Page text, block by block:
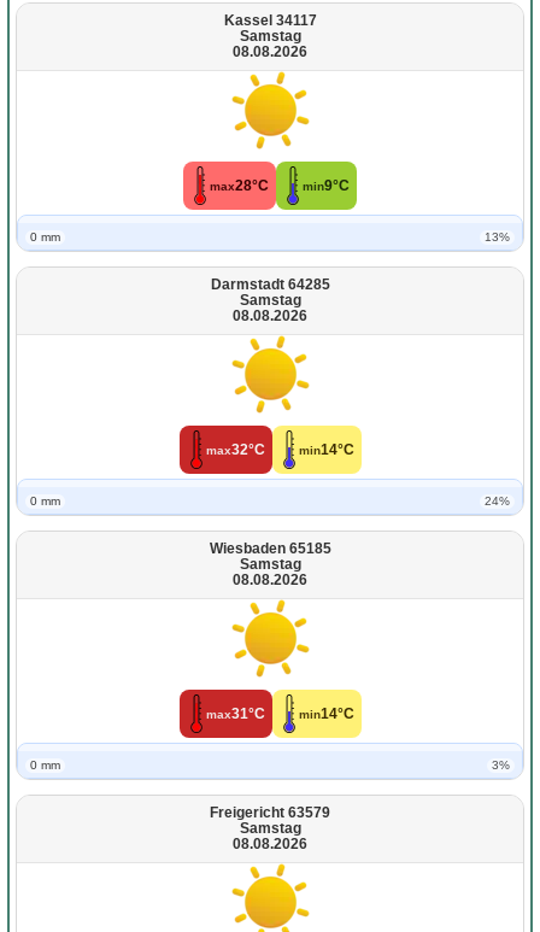
Kassel 34117
Samstag
08.08.2026
max28°C min9°C
0 mm 13%
Darmstadt 64285
Samstag
08.08.2026
max32°C min14°C
0 mm 24%
Wiesbaden 65185
Samstag
08.08.2026
max31°C min14°C
0 mm 3%
Freigericht 63579
Samstag
08.08.2026